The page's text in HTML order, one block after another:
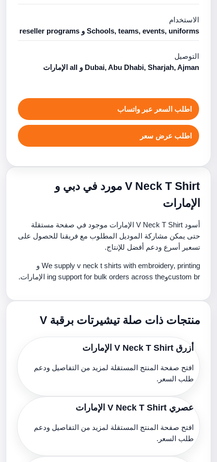
الاستخدام
Schools, teams, events, uniforms و reseller programs
التوصيل
Dubai, Abu Dhabi, Sharjah, Ajman و all الإمارات
اطلب السعر عبر واتساب
اطلب عرض سعر
V Neck T Shirt مورد في دبي و
الإمارات
أسود V Neck T Shirt الإمارات موجود في صفحة مستقلة
حتى يمكن مشاركة الموديل المطلوب مع فريقنا للحصول على
تسعير أسرع ودعم أفضل للإنتاج.
We supply v neck t shirts with embroidery, printing و
custom brوing support for bulk orders across the الإمارات.
منتجات ذات صلة تيشيرتات برقبة V
أزرق V Neck T Shirt الإمارات
افتح صفحة المنتج المستقلة لمزيد من التفاصيل ودعم
طلب السعر.
عصري V Neck T Shirt الإمارات
افتح صفحة المنتج المستقلة لمزيد من التفاصيل ودعم
طلب السعر.